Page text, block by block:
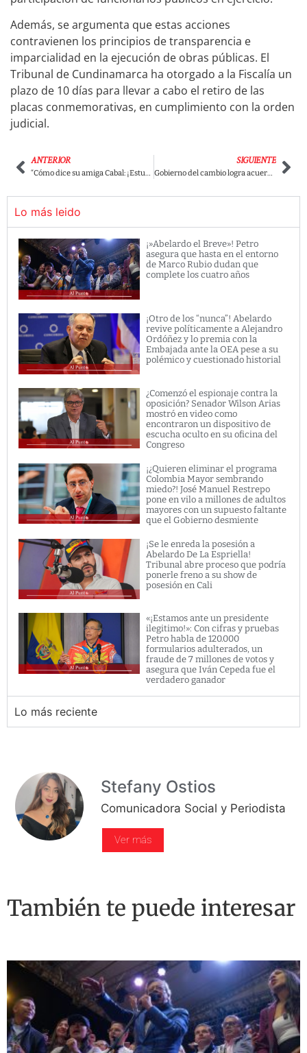
Además, se argumenta que estas acciones
contravienen los principios de transparencia e
imparcialidad en la ejecución de obras públicas. El
Tribunal de Cundinamarca ha otorgado a la Fiscalía un
plazo de 10 días para llevar a cabo el retiro de las
placas conmemorativas, en cumplimiento con la orden
judicial.
ANTERIOR
“Cómo dice su amiga Cabal: ¡Estudie, vago!”: Representante Alejandro Ocampo se le fue con toda a Cristian Garcés del Centro Democrático, en un debate
SIGUIENTE
Gobierno del cambio logra acuerdo con las EPS para convertirlas en Gestoras de Salud y Vida
Lo más leido
¡»Abelardo el Breve»! Petro
asegura que hasta en el entorno
de Marco Rubio dudan que
complete los cuatro años
¡Otro de los “nunca”! Abelardo
revive políticamente a Alejandro
Ordóñez y lo premia con la
Embajada ante la OEA pese a su
polémico y cuestionado historial
¿Comenzó el espionaje contra la
oposición? Senador Wilson Arias
mostró en video como
encontraron un dispositivo de
escucha oculto en su oficina del
Congreso
¡¿Quieren eliminar el programa
Colombia Mayor sembrando
miedo?! José Manuel Restrepo
pone en vilo a millones de adultos
mayores con un supuesto faltante
que el Gobierno desmiente
¡Se le enreda la posesión a
Abelardo De La Espriella!
Tribunal abre proceso que podría
ponerle freno a su show de
posesión en Cali
«¡Estamos ante un presidente
ilegitimo!»: Con cifras y pruebas
Petro habla de 120.000
formularios adulterados, un
fraude de 7 millones de votos y
asegura que Iván Cepeda fue el
verdadero ganador
Lo más reciente
Stefany Ostios
Comunicadora Social y Periodista
Ver más
También te puede interesar